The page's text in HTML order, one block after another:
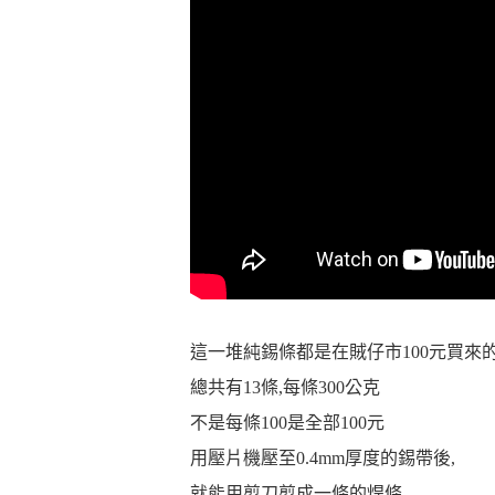
這一堆純錫條都是在賊仔市100元買來
總共有13條,每條300公克
不是每條100是全部100元
用壓片機壓至0.4mm厚度的錫帶後,